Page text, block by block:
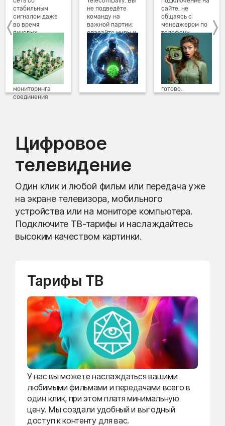
стабильным
сигналом даже
во время
пиковых
нагрузок в
вечернее время.
Мы постоянно
обновляем наше
оборудование в
домах, а система
мониторинга
соединения
не подведёте
команду на
важной партии:
спасайте миры и
побеждайте с
друзьями в
онлайн-играх.
сайте, не
общаясь с
менеджером по
телефону.
Просто в три
клика заполните
форму заявки на
сайте, выберите
дату и время
подключения,
готово.
Цифровое
телевидение
Один клик и любой фильм или передача уже
на экране телевизора, мобильного
устройства или на мониторе компьютера.
Подключите ТВ-тарифы и наслаждайтесь
высоким качеством картинки.
Тарифы ТВ
У нас вы можете наслаждаться вашими
любимыми фильмами и передачами всего в
один клик, при этом платя минимальную
цену. Мы создали удобный и выгодный
доступ к контенту для вас.